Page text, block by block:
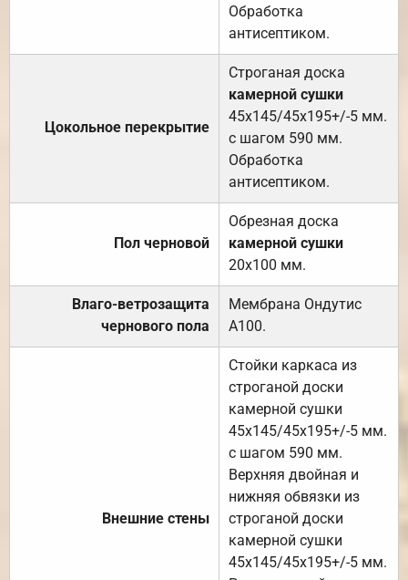
Обработка
антисептиком.
Цокольное перекрытие
Строганая доска
камерной сушки
45х145/45х195+/-5 мм.
с шагом 590 мм.
Обработка
антисептиком.
Пол черновой
Обрезная доска
камерной сушки
20х100 мм.
Влаго-ветрозащита
чернового пола
Мембрана Ондутис
А100.
Внешние стены
Стойки каркаса из
строганой доски
камерной сушки
45х145/45х195+/-5 мм.
с шагом 590 мм.
Верхняя двойная и
нижняя обвязки из
строганой доски
камерной сушки
45х145/45х195+/-5 мм.